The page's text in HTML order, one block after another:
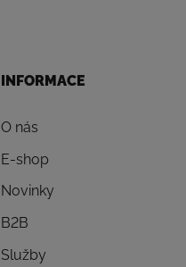
INFORMACE
O nás
E-shop
Novinky
B2B
Služby